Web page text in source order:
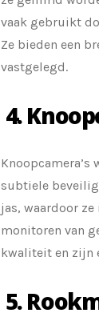
vaak gebruikt
Ze bieden een
vastgelegd.
4.
subtiele
jas, waardoor
monitoren van
kwaliteit en zijn
5.